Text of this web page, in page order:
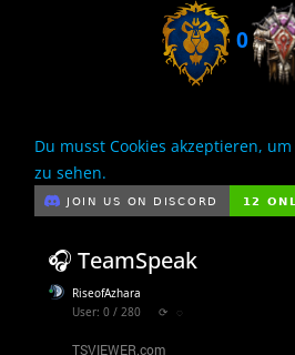
0
Du musst Cookies akzeptieren,
zu sehen.
🎧 TeamSpeak
RiseofAzhara
User: 0 / 280
⟳ ◌